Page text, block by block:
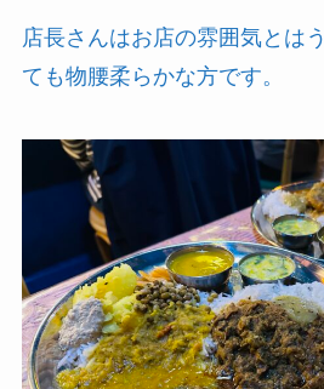
店長さんはお店の雰囲気とは
ても物腰柔らかな方です。